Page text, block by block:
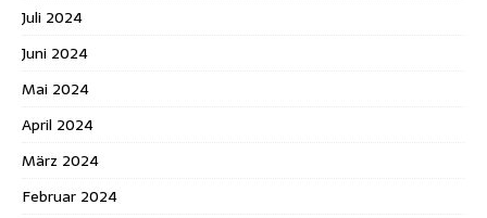
Juli 2024
Juni 2024
Mai 2024
April 2024
März 2024
Februar 2024